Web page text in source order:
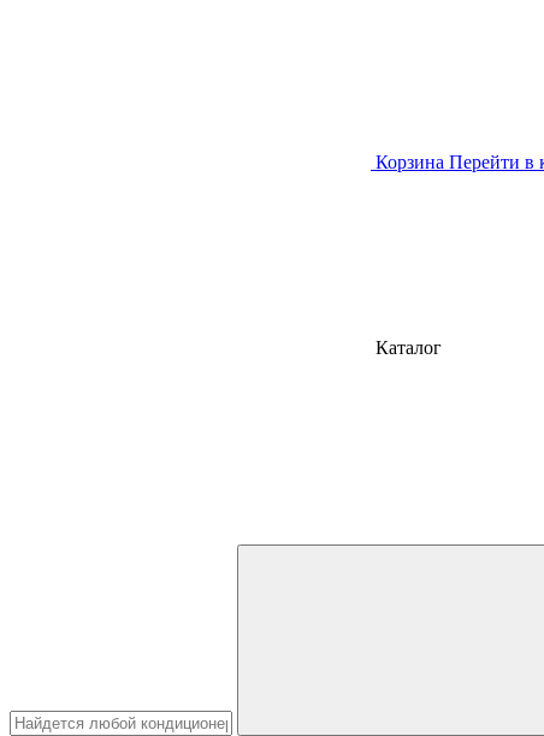
Корзина Перейти в
Каталог